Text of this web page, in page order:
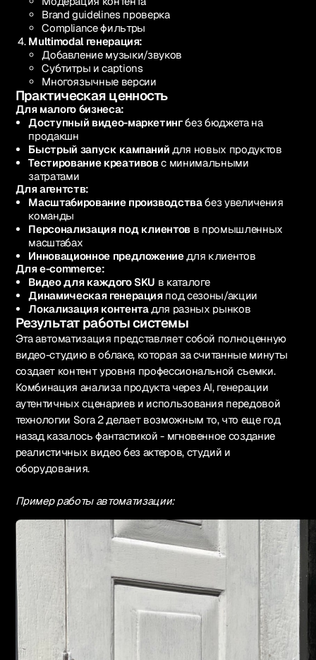
Brand guidelines проверка
Compliance фильтры
Multimodal генерация:
Добавление музыки/звуков
Субтитры и captions
Многоязычные версии
Практическая ценность
Для малого бизнеса:
Доступный видео-маркетингбез бюджета на
продакшн
Быстрый запуск кампаний для новых продуктов
Тестирование креативовс минимальными
затратами
Для агентств:
Масштабирование производствабез увеличения
команды
Персонализация под клиентов в промышленных
масштабах
Инновационное предложениедля клиентов
Для e-commerce:
Видео для каждого SKU в каталоге
Динамическая генерацияпод сезоны/акции
Локализация контентадля разных рынков
Результат работы системы
Эта автоматизация представляет собой полноценную
видео-студию в облаке, которая за считанные минуты
создает контент уровня профессиональной съемки.
Комбинация анализа продукта через AI, генерации
аутентичных сценариев и использования передовой
технологии Sora 2 делает возможным то, что еще год
назад казалось фантастикой - мгновенное создание
реалистичных видео без актеров, студий и
оборудования.
Пример работы автоматизации: